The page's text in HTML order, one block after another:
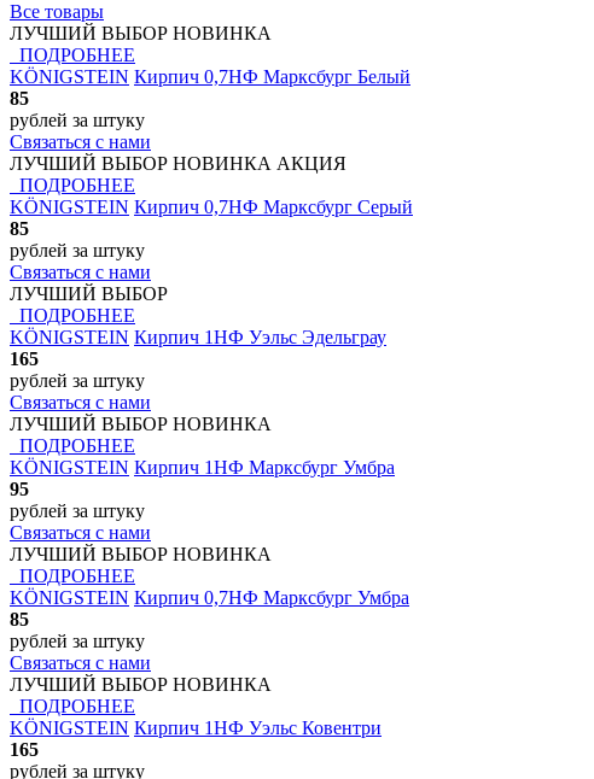
Все товары
ЛУЧШИЙ ВЫБОР НОВИНКА
ПОДРОБНЕЕ
KÖNIGSTEIN Кирпич 0,7НФ Марксбург Белый
85
рублей за штуку
Связаться с нами
ЛУЧШИЙ ВЫБОР НОВИНКА АКЦИЯ
ПОДРОБНЕЕ
KÖNIGSTEIN Кирпич 0,7НФ Марксбург Серый
85
рублей за штуку
Связаться с нами
ЛУЧШИЙ ВЫБОР
ПОДРОБНЕЕ
KÖNIGSTEIN Кирпич 1НФ Уэльс Эдельграу
165
рублей за штуку
Связаться с нами
ЛУЧШИЙ ВЫБОР НОВИНКА
ПОДРОБНЕЕ
KÖNIGSTEIN Кирпич 1НФ Марксбург Умбра
95
рублей за штуку
Связаться с нами
ЛУЧШИЙ ВЫБОР НОВИНКА
ПОДРОБНЕЕ
KÖNIGSTEIN Кирпич 0,7НФ Марксбург Умбра
85
рублей за штуку
Связаться с нами
ЛУЧШИЙ ВЫБОР НОВИНКА
ПОДРОБНЕЕ
KÖNIGSTEIN Кирпич 1НФ Уэльс Ковентри
165
рублей за штуку